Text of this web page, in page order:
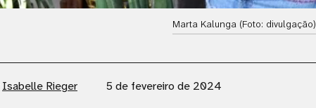
Marta Kalunga (Foto: divulgação)
Isabelle Rieger 5 de fevereiro de 2024